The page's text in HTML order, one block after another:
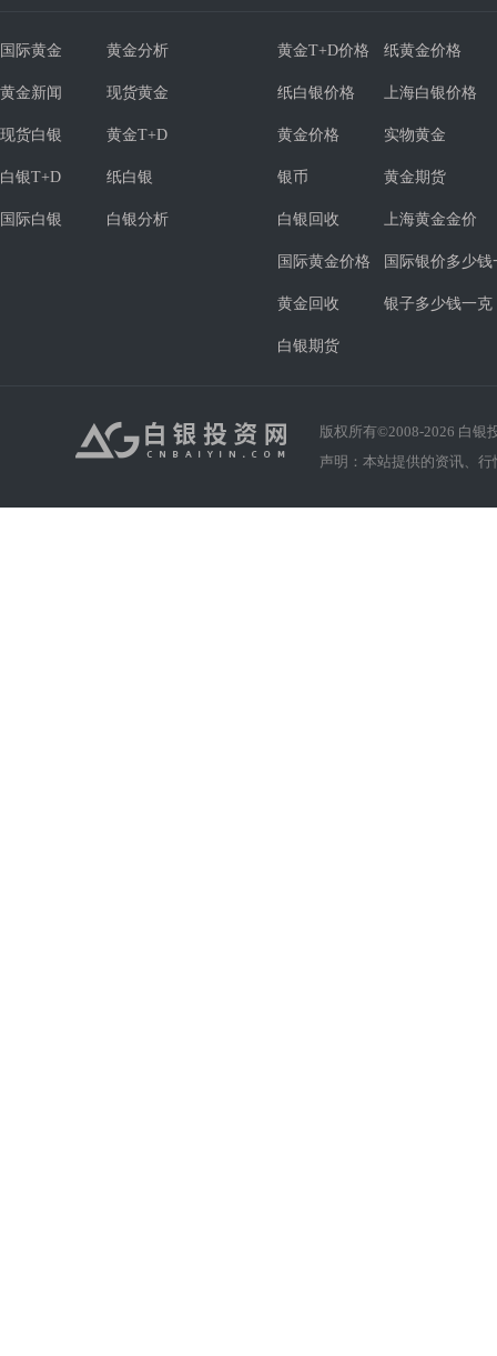
国际黄金 黄金分析
黄金新闻 现货黄金
现货白银 黄金T+D
白银T+D 纸白银
国际白银 白银分析
黄金T+D价格 纸黄金价格
纸白银价格 上海白银价格
黄金价格 实物黄金
银币 黄金期货
白银回收 上海黄金金价
国际黄金价格 国际银价多少钱
黄金回收 银子多少钱一克
白银期货
版权所有©2008-2026 白银
声明：本站提供的资讯、